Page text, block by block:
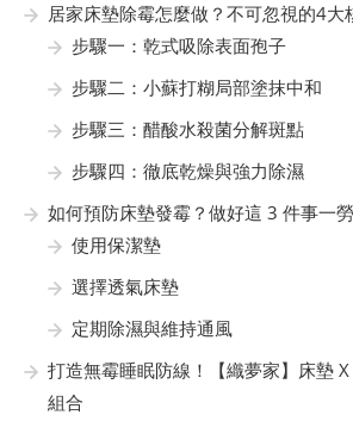
居家床墊除霉怎麼做？不可忽視的4大
步驟一：乾式吸除表面孢子
步驟二：小蘇打糊局部塗抹中和
步驟三：醋酸水殺菌分解斑點
步驟四：徹底乾燥與強力除濕
如何預防床墊發霉？做好這 3 件事一
使用保潔墊
選擇透氣床墊
定期除濕與維持通風
打造無霉睡眠防線！【織夢家】床墊
組合